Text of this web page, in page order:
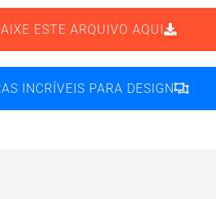
ESTE ARQUIVO AQUI
INCRÍVEIS PARA DESIGN